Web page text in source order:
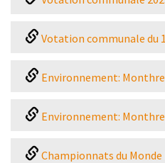
Votation communale du
Environnement:
Environnement:
Championnats du Monde